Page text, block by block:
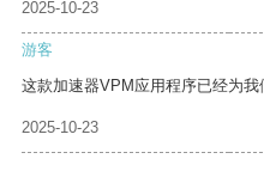
2025-10-23
游客
这款加速器VPM应用程序已经为我
2025-10-23